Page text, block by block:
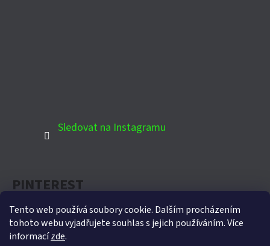
Tento web používá soubory cookie. Dalším procházením
tohoto webu vyjadřujete souhlas s jejich používáním. Více
informacízde.
Sledovat na Instagramu
PINTEREST
Oficiální partner Biohort pro Českou republiku